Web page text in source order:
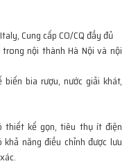
Cung cấp CO/CQ đầy đủ
nội thành Hà Nội và nội
bia rượu, nước giải khát,
thiết kế gọn, tiêu thụ ít điện
năng điều chỉnh được lưu